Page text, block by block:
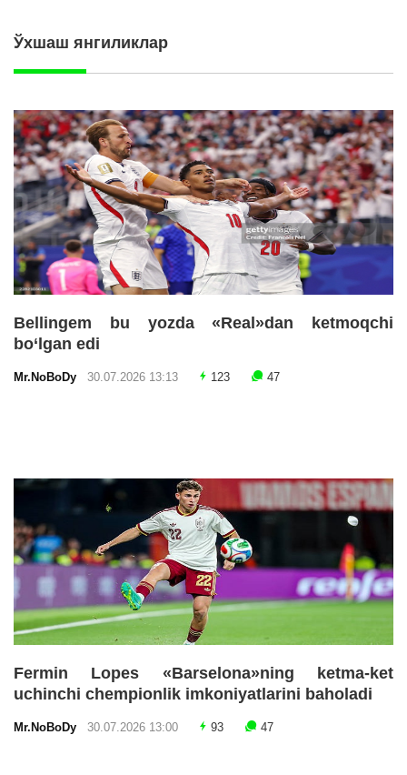
Ўхшаш янгиликлар
Bellingem bu yozda «Real»dan ketmoqchi
bo‘lgan edi
Mr.NoBoDy 30.07.2026 13:13 123 47
Fermin Lopes «Barselona»ning ketma-ket
uchinchi chempionlik imkoniyatlarini baholadi
Mr.NoBoDy 30.07.2026 13:00 93 47